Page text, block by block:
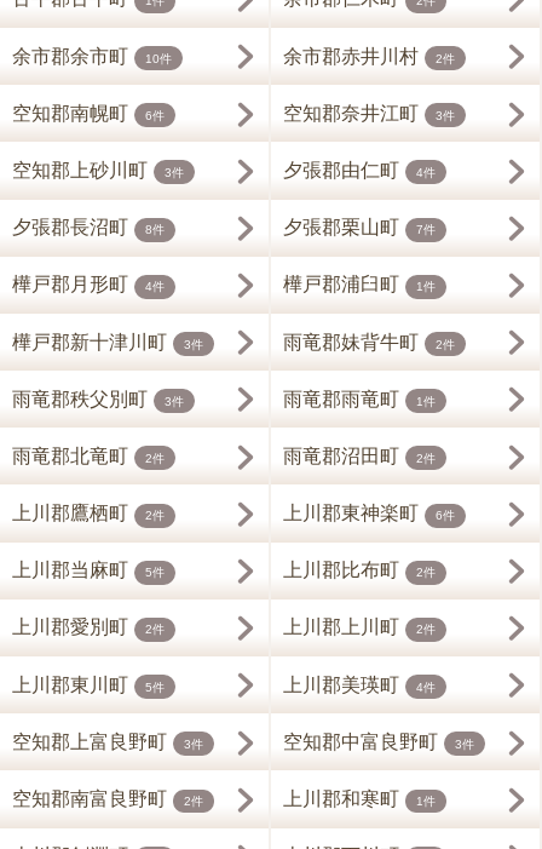
余市郡余市町 10件 余市郡赤井川村 2件
空知郡南幌町 6件 空知郡奈井江町 3件
空知郡上砂川町 3件 夕張郡由仁町 4件
夕張郡長沼町 8件 夕張郡栗山町 7件
樺戸郡月形町 4件 樺戸郡浦臼町 1件
樺戸郡新十津川町 3件 雨竜郡妹背牛町 2件
雨竜郡秩父別町 3件 雨竜郡雨竜町 1件
雨竜郡北竜町 2件 雨竜郡沼田町 2件
上川郡鷹栖町 2件 上川郡東神楽町 6件
上川郡当麻町 5件 上川郡比布町 2件
上川郡愛別町 2件 上川郡上川町 2件
上川郡東川町 5件 上川郡美瑛町 4件
空知郡上富良野町 3件 空知郡中富良野町 3件
空知郡南富良野町 2件 上川郡和寒町 1件